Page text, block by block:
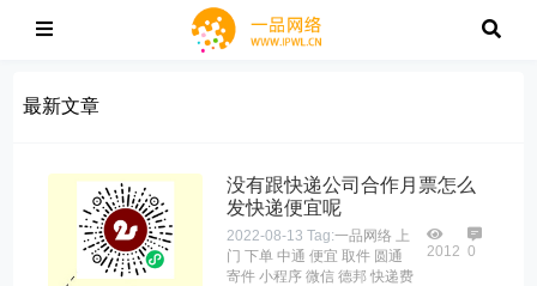
最新文章
没有跟快递公司合作月票怎么
发快递便宜呢
2022-08-13 Tag:一品网络
上
门 下单 中通 便宜 取件 圆通
寄件 小程序 微信 德邦 快递费
2012 0